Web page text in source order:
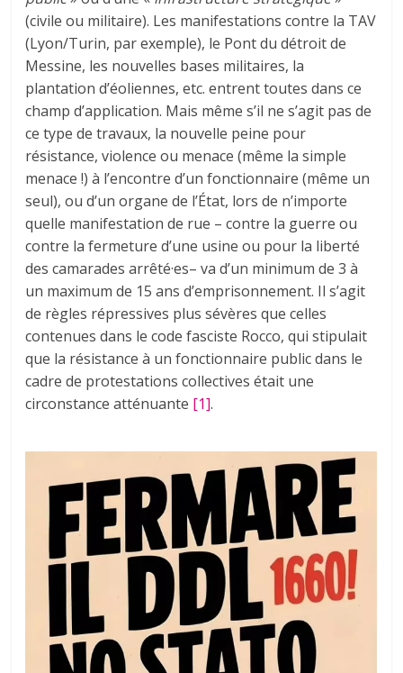
(civile ou militaire). Les manifestations contre la TAV
(Lyon/Turin, par exemple), le Pont du détroit de
Messine, les nouvelles bases militaires, la
plantation d’éoliennes, etc. entrent toutes dans ce
champ d’application. Mais même s’il ne s’agit pas de
ce type de travaux, la nouvelle peine pour
résistance, violence ou menace (même la simple
menace !) à l’encontre d’un fonctionnaire (même un
seul), ou d’un organe de l’État, lors de n’importe
quelle manifestation de rue – contre la guerre ou
contre la fermeture d’une usine ou pour la liberté
des camarades arrêté·es– va d’un minimum de 3 à
un maximum de 15 ans d’emprisonnement. Il s’agit
de règles répressives plus sévères que celles
contenues dans le code fasciste Rocco, qui stipulait
que la résistance à un fonctionnaire public dans le
cadre de protestations collectives était une
circonstance atténuante [1].